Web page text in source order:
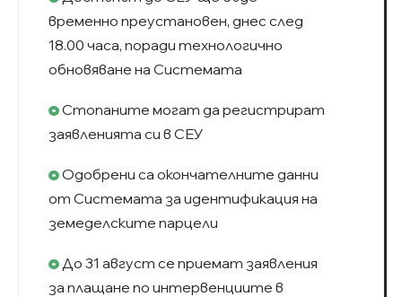
временно преустановен, днес след
18.00 часа, поради технологично
обновяване на Системата
Стопаните могат да регистрират
заявленията си в СЕУ
Одобрени са окончателните данни
от Системата за идентификация на
земеделските парцели
До 31 август се приемат заявления
за плащане по интервенциите в